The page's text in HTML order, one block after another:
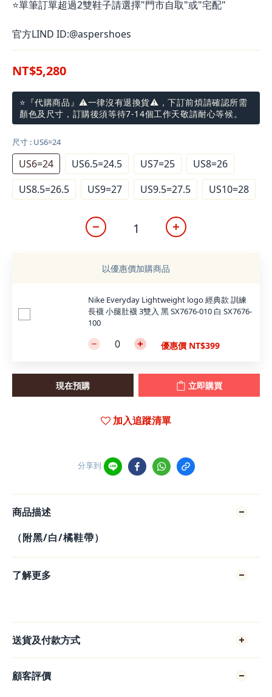
⭐單筆訂單超過2雙鞋子請選擇"門市自取"或"宅配"
官方LIND ID:@aspershoes
NT$5,280
⭐『代購商品』⚠️一律沒有退換貨⚠️，下訂前煩請確認所需
顏色及尺寸，訂購後須等待7-14個工作天敬請耐心等候。
尺寸 : US6=24
US6=24 US6.5=24.5 US7=25
US8=26
US8.5=26.5
US9=27 US9.5=27.5 US10=28
以優惠價加購商品
Nike Everyday Lightweight logo 經典款 訓練
長襪 小腿肚襪 3雙入 黑 SX7676-010 白 SX7676-
100
優惠價 NT$399
現在預購 立即購買
加入追蹤清單
分享到
商品描述
（附黑/白/橘鞋帶）
了解更多
送貨及付款方式
顧客評價